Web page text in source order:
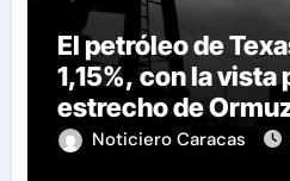
El petróleo de
1,15%, con la vista
estrecho de
Noticiero Caracas